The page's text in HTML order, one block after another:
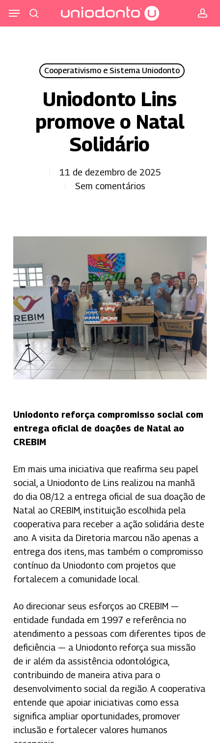
para
Menu
Cooperativismo e Sistema Uniodonto
Uniodonto Lins
promove o Natal
Solidário
11 de dezembro de 2025
Sem comentários
Uniodonto reforça compromisso social com
entrega oficial de doações de Natal ao
CREBIM
Em mais uma iniciativa que reafirma seu papel
social, a Uniodonto de Lins realizou na manhã
do dia 08/12 a entrega oficial de sua doação de
Natal ao CREBIM, instituição escolhida pela
cooperativa para receber a ação solidária deste
ano. A visita da Diretoria marcou não apenas a
entrega dos itens, mas também o compromisso
contínuo da Uniodonto com projetos que
fortalecem a comunidade local.
Ao direcionar seus esforços ao CREBIM —
entidade fundada em 1997 e referência no
atendimento a pessoas com diferentes tipos de
deficiência — a Uniodonto reforça sua missão
de ir além da assistência odontológica,
contribuindo de maneira ativa para o
desenvolvimento social da região. A cooperativa
entende que apoiar iniciativas como essa
significa ampliar oportunidades, promover
inclusão e fortalecer valores humanos